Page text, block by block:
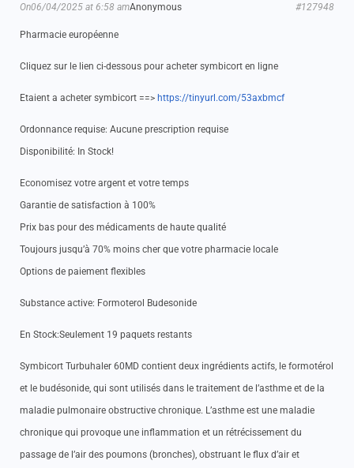
Anonymous
On06/04/2025 at 6:58 am #127948
Pharmacie européenne
Cliquez sur le lien ci-dessous pour acheter symbicort en ligne
Etaient a acheter symbicort ==> https://tinyurl.com/53axbmcf
Ordonnance requise: Aucune prescription requise
Disponibilité: In Stock!
Economisez votre argent et votre temps
Garantie de satisfaction à 100%
Prix bas pour des médicaments de haute qualité
Toujours jusqu’à 70% moins cher que votre pharmacie locale
Options de paiement flexibles
Substance active: Formoterol Budesonide
En Stock:Seulement 19 paquets restants
Symbicort Turbuhaler 60MD contient deux ingrédients actifs, le formotérol
et le budésonide, qui sont utilisés dans le traitement de l’asthme et de la
maladie pulmonaire obstructive chronique. L’asthme est une maladie
chronique qui provoque une inflammation et un rétrécissement du
passage de l’air des poumons (bronches), obstruant le flux d’air et